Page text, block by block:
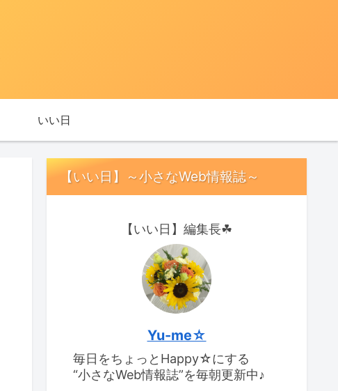
いい日
【いい日】～小さなWeb情報誌～
【いい日】編集長☘
Yu-me☆
毎日をちょっとHappy☆にする
“小さなWeb情報誌”を毎朝更新中♪